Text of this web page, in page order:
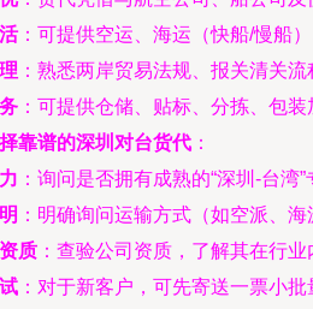
：可提供空运、海运（快船/慢船
：熟悉两岸贸易法规、报关清关
：可提供仓储、贴标、分拣、包
靠谱的深圳对台货代 ：
：询问是否拥有成熟的“深圳-台
：明确询问运输方式（如空派、
质 ：查验公司资质，了解其在行
：对于新客户，可先寄送一票小